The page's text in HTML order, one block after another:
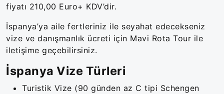
fiyatı 210,00 Euro+ KDV’dir.
İspanya’ya aile fertleriniz ile seyahat edecekseniz
vize ve danışmanlık ücreti için Mavi Rota Tour ile
iletişime geçebilirsiniz.
İspanya Vize Türleri
Turistik Vize (90 günden az C tipi Schengen